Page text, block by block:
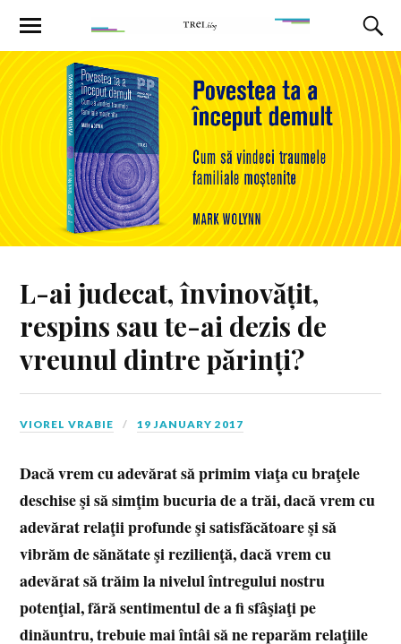
L-ai judecat, învinovățit,
respins sau te-ai dezis de
vreunul dintre părinți?
VIOREL VRABIE 19 JANUARY 2017
Dacă vrem cu adevărat să primim viaţa cu braţele
deschise şi să simţim bucuria de a trăi, dacă vrem cu
adevărat relaţii profunde şi satisfăcătoare şi să
vibrăm de sănătate şi rezilienţă, dacă vrem cu
adevărat să trăim la nivelul întregului nostru
potenţial, fără sentimentul de a fi sfâşiaţi pe
dinăuntru, trebuie mai întâi să ne reparăm relaţiile